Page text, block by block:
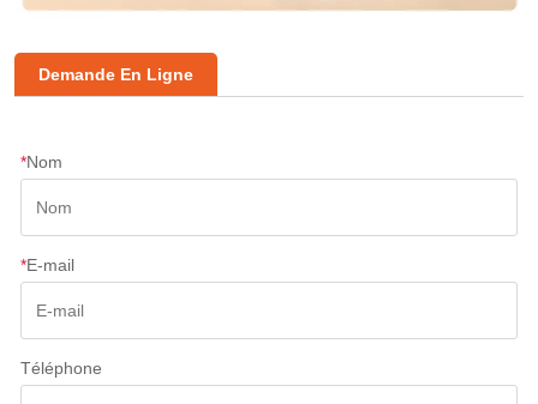
Demande En Ligne
*Nom
*E-mail
Téléphone